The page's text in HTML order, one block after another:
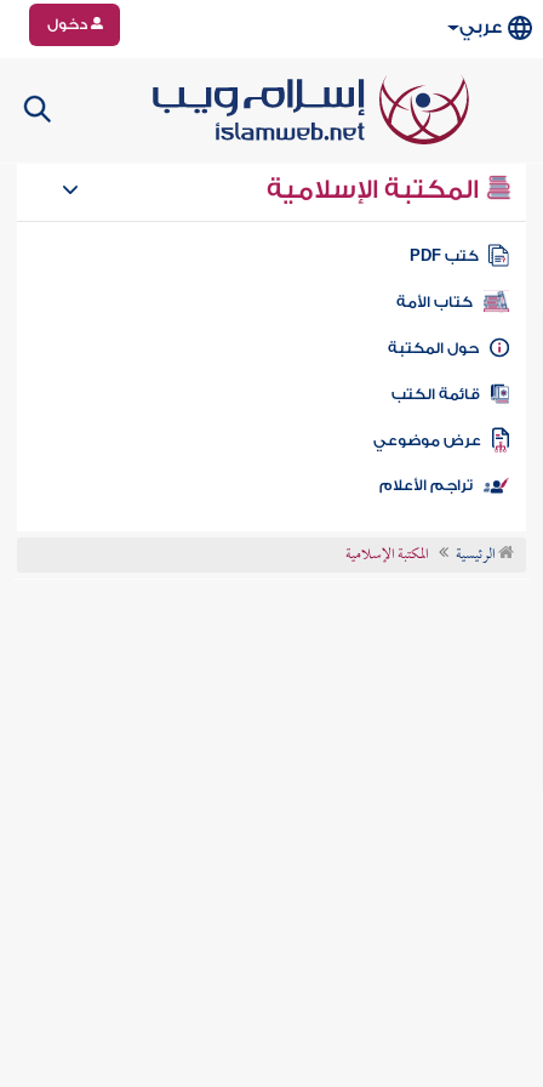
عربي دخول
المكتبة الإسلامية
كتب PDF
كتاب الأمة
المكتبة
الكتب
موضوعي
تراجم الأعلام
الرئيسية المكتبة الإسلامية